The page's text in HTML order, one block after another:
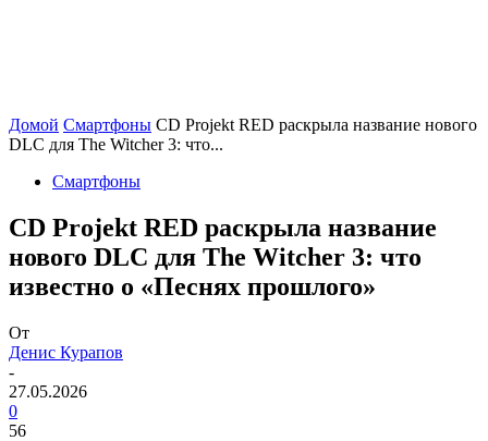
Домой Смартфоны CD Projekt RED раскрыла название нового
DLC для The Witcher 3: что...
Смартфоны
CD Projekt RED раскрыла название
нового DLC для The Witcher 3: что
известно о «Песнях прошлого»
От
Денис Курапов
-
27.05.2026
0
56